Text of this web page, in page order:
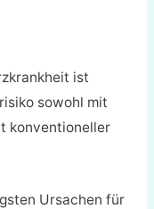
ist
sowohl mit
konventioneller
Ursachen für